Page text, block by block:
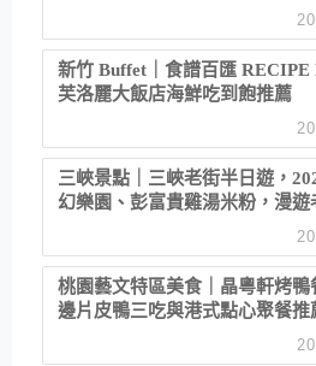
新竹 Buffet｜食譜百匯 RECIPE
芙洛麗大飯店海鮮吃到飽推薦
三峽景點｜三峽老街半日遊，
幻樂園、彭富貴雞湯米粉，漫遊
桃園藝文特區美食｜晶粵軒烤鴨
邊片皮鴨三吃與港式點心聚餐推